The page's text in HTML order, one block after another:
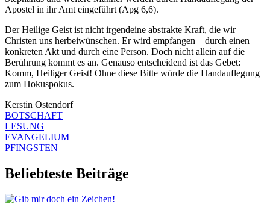
Apostel in ihr Amt eingeführt (Apg 6,6).
Der Heilige Geist ist nicht irgendeine abstrakte Kraft, die wir
Christen uns herbeiwünschen. Er wird empfangen – durch einen
konkreten Akt und durch eine Person. Doch nicht allein auf die
Berührung kommt es an. Genauso entscheidend ist das Gebet:
Komm, Heiliger Geist! Ohne diese Bitte würde die Handauflegung
zum Hokuspokus.
Kerstin Ostendorf
BOTSCHAFT
LESUNG
EVANGELIUM
PFINGSTEN
Beliebteste Beiträge